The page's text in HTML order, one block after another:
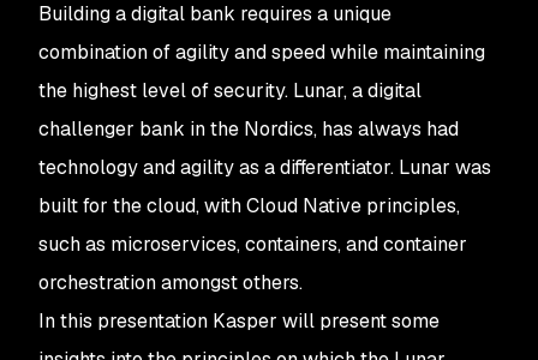
Building a digital bank requires a unique
combination of agility and speed while maintaining
the highest level of security. Lunar, a digital
challenger bank in the Nordics, has always had
technology and agility as a differentiator. Lunar was
built for the cloud, with Cloud Native principles,
such as microservices, containers, and container
orchestration amongst others.
In this presentation Kasper will present some